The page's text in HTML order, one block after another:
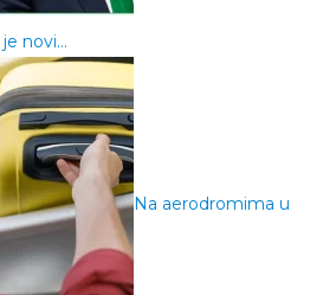
novi…
Na aerodromima u